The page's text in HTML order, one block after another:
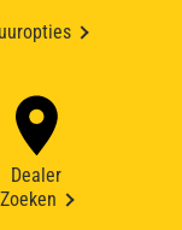
Dealer
Zoeken